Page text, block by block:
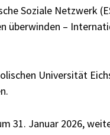
Soziale Netzwerk
überwinden –
Universität
31. Januar 2026,